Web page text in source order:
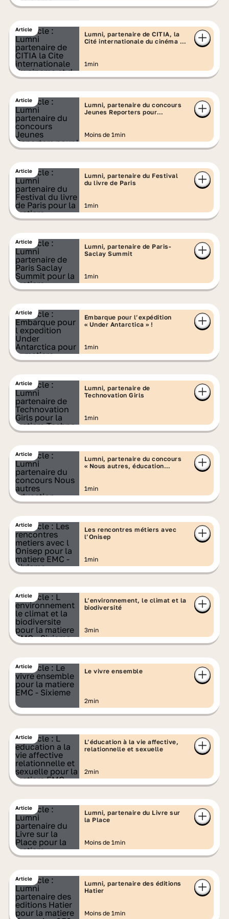
Article
Lumni, partenaire de CITIA, la
Cité internationale du cinéma et
1min
Article
Lumni, partenaire du concours
Jeunes Reporters pour
Moins de 1min
Article
Lumni, partenaire du Festival
du livre de Paris
1min
Article
Lumni, partenaire de Paris-
Saclay Summit
1min
Article
Embarque pour l’expédition
« Under Antarctica » !
1min
Article
Lumni, partenaire de
Technovation Girls
1min
Article
Lumni, partenaire du concours
« Nous autres, éducation
1min
Article
Les rencontres métiers avec
l’Onisep
1min
Article
L’environnement, le climat et la
biodiversité
3min
Article
Le vivre ensemble
2min
Article
L’éducation à la vie affective,
relationnelle et sexuelle
2min
Article
Lumni, partenaire du Livre sur
la Place
Moins de 1min
Article
Lumni, partenaire des éditions
Hatier
Moins de 1min